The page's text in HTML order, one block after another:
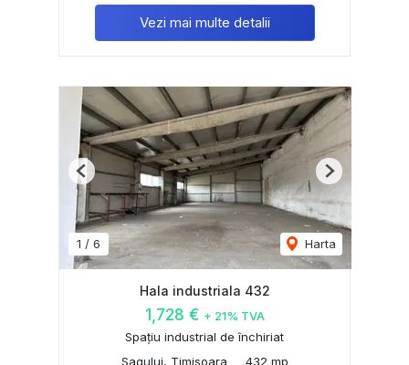
Vezi mai multe detalii
1 / 6 Harta
Previous Next
Hala industriala 432
1,728 € + 21% TVA
Spațiu industrial de închiriat
Sagului, Timisoara
432 mp